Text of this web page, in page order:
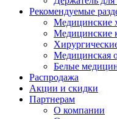
Рекомендуемые
Медицинские
Медицинские
Медицинская
Белые
Распродажа
Акции и скидки
Партнерам
О компании